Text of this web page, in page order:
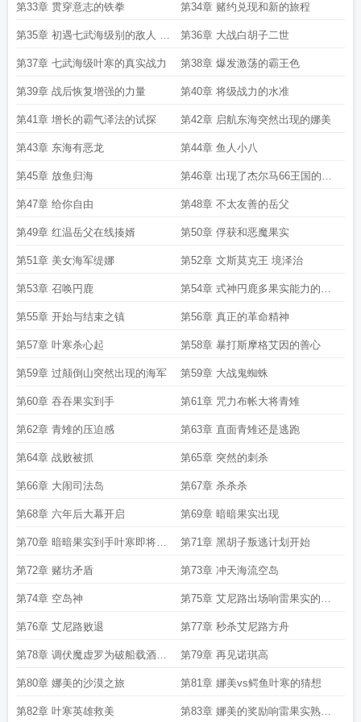
道力第一
第33章 贯穿意志的铁拳 第34章 赌约兑现和新的旅程
第35章 初遇七武海级别的敌人 白
胡子二世
第36章 大战白胡子二世
第37章 七武海级叶寒的真实战力 第38章 爆发激荡的霸王色
第39章 战后恢复增强的力量 第40章 将级战力的水准
第41章 增长的霸气泽法的试探 第42章 启航东海突然出现的娜美
第43章 东海有恶龙 第44章 鱼人小八
第45章 放鱼归海 第46章 出现了杰尔马66王国的公
主
第47章 给你自由 第48章 不太友善的岳父
第49章 红温岳父在线揍婿 第50章 俘获和恶魔果实
第51章 美女海军缇娜 第52章 文斯莫克王 境泽治
第53章 召唤円鹿 第54章 式神円鹿多果实能力的构
想
第55章 开始与结束之镇 第56章 真正的革命精神
第57章 叶寒杀心起 第58章 暴打斯摩格艾因的善心
第59章 过颠倒山突然出现的海军 第59章 大战鬼蜘蛛
第60章 吞吞果实到手 第61章 咒力布帐大将青雉
第62章 青雉的压迫感 第63章 直面青雉还是逃跑
第64章 战败被抓 第65章 突然的刺杀
第66章 大闹司法岛 第67章 杀杀杀
第68章 六年后大幕开启 第69章 暗暗果实出现
第70章 暗暗果实到手叶寒即将崛
起
第71章 黑胡子叛逃计划开始
第72章 赌坊矛盾 第73章 冲天海流空岛
第74章 空岛神 第75章 艾尼路出场响雷果实的含
金量
第76章 艾尼路败退 第77章 秒杀艾尼路方舟
第78章 调伏魔虚罗为破船载酒泛
中流加更
第79章 再见诺琪高
第80章 娜美的沙漠之旅 第81章 娜美vs鳄鱼叶寒的猜想
第82章 叶寒英雄救美 第83章 娜美的奖励响雷果实熟练